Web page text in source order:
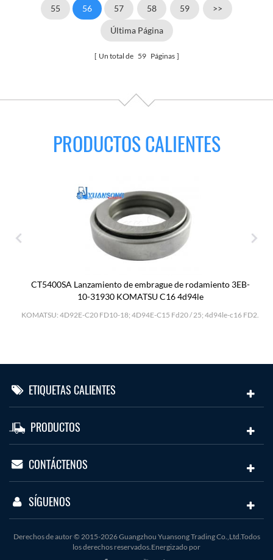
55 56 57 58 59 >>
Última Página
Un total de 59 Páginas
PRODUCTOS CALIENTES
CT5400SA Lanzamiento de embrague de rodamiento 3EB-
10-31930 KOMATSU C16 4d94le
KOMATSU: 4D92E-C20 FD10-18; 4D94E-C15 Fd20 / 25; 4d94le-c16 FD2.
ETIQUETAS CALIENTES
PRODUCTOS
CONTÁCTENOS
SÍGUENOS
Derechos de autor © 2015-2026 Guangzhou Yuansong Trading Co.,Ltd.Todos
los derechos reservados.Energizado por